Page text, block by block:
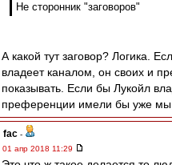
Не сторонник "заговоров"
А какой тут заговор? Логика.
владеет каналом, он своих и
показывать. Если бы Лукойл
преференции имели бы уже
fac -
01 апр 2018 11:29